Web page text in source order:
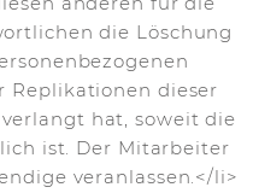
die Löschung
Replikationen dieser
hat, soweit die
ist. Der Mitarbeiter
veranlassen.</li>